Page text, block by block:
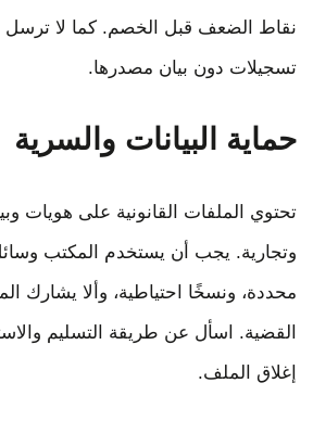
نقاط الضعف قبل الخصم. كما لا ترسل
تسجيلات دون بيان مصدرها.
حماية البيانات والسرية
تحتوي الملفات القانونية على هويات
وتجارية. يجب أن يستخدم المكتب
محددة، ونسخًا احتياطية، وألا يشارك
القضية. اسأل عن طريقة التسليم
إغلاق الملف.